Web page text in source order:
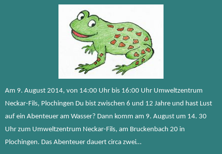
Am 9. August 2014, von 14:00 Uhr bis 16:00 Uhr Umweltzentrum
Neckar-Fils, Plochingen Du bist zwischen 6 und 12 Jahre und hast Lust
auf ein Abenteuer am Wasser? Dann komm am 9. August um 14. 30
Uhr zum Umweltzentrum Neckar-Fils, am Bruckenbach 20 in
Plochingen. Das Abenteuer dauert circa zwei…